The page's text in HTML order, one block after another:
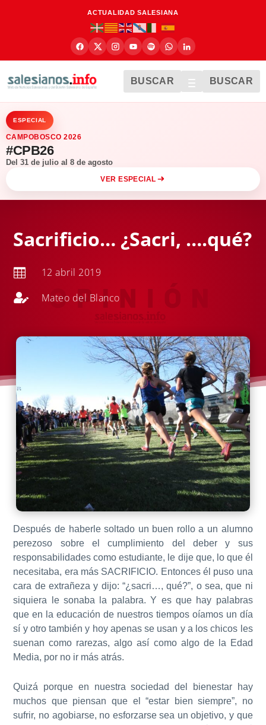
ACTUALIDAD SALESIANA
BUSCAR BUSCAR
ESPECIAL
CAMPOBOSCO 2026
#CPB26
Del 31 de julio al 8 de agosto
VER ESPECIAL
Sacrificio… ¿Sacri, ….qué?
 12 abril 2019
 Mateo del Blanco
Después de haberle soltado un buen rollo a un alumno
perezoso sobre el cumplimiento del deber y sus
responsabilidades como estudiante, le dije que, lo que él
necesitaba, era más SACRIFICIO. Entonces él puso una
cara de extrañeza y dijo: “¿sacri…, qué?”, o sea, que ni
siquiera le sonaba la palabra. Y es que hay palabras
que en la educación de nuestros tiempos oíamos un día
sí y otro también y hoy apenas se usan y a los chicos les
suenan como rarezas, algo así como algo de la Edad
Media, por no ir más atrás.
Quizá porque en nuestra sociedad del bienestar hay
muchos que piensan que el “estar bien siempre”, no
sufrir, no agobiarse, no esforzarse sea un objetivo, y que